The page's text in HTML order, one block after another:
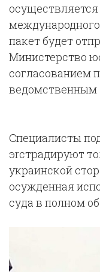
пакет будет
Министерство
согласованием
ведомственным
Специалисты
эrстрадируют
украинской
осужденная
суда в полном